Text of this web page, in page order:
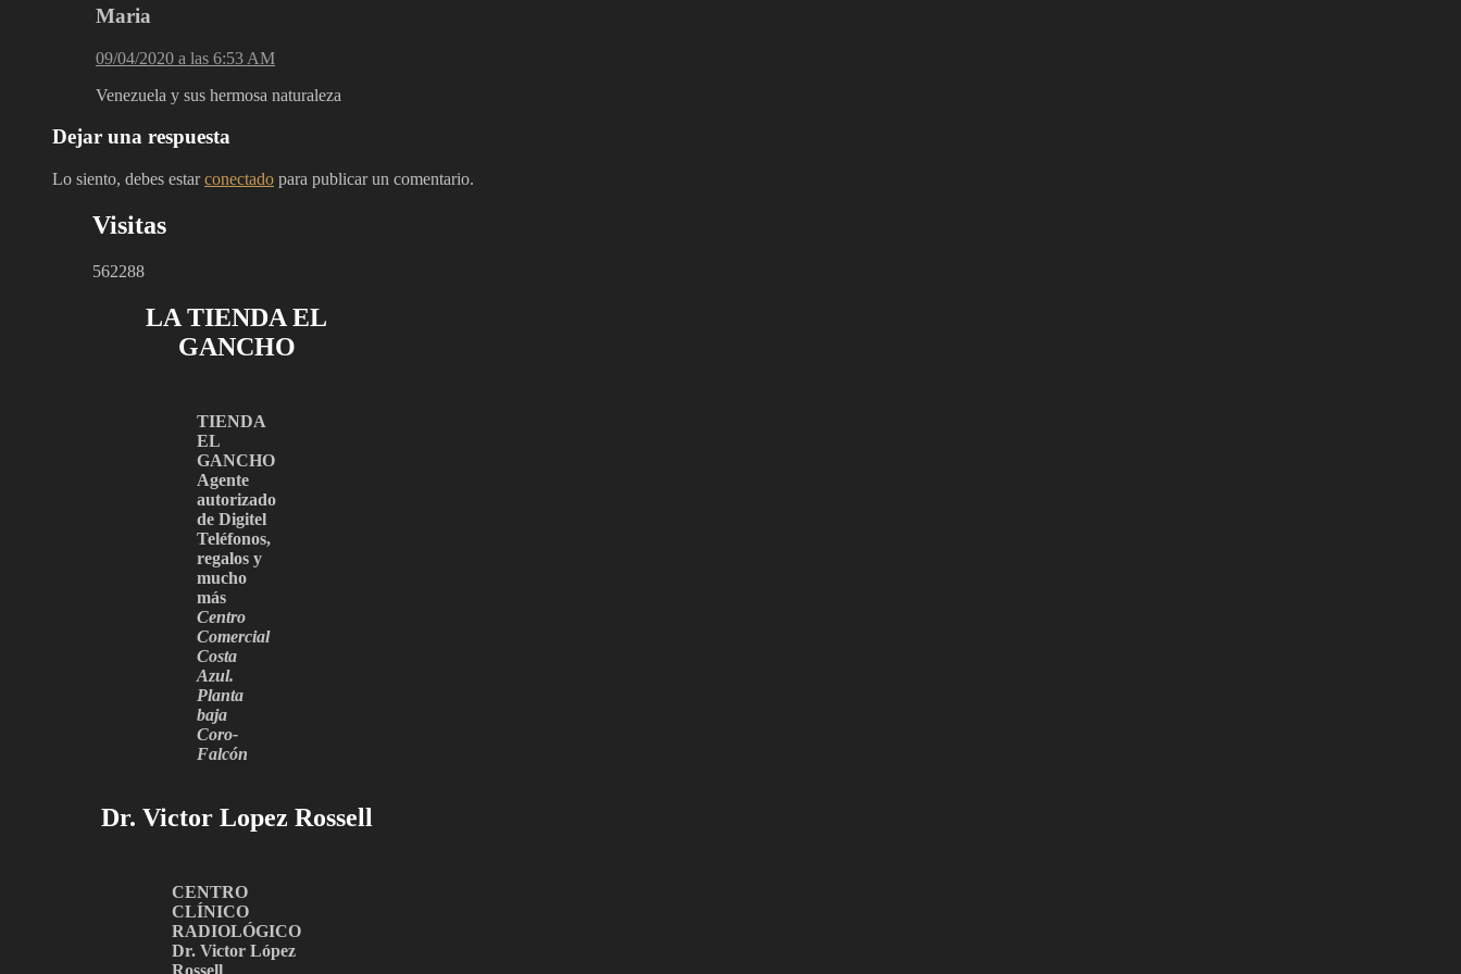
Maria
09/04/2020 a las 6:53 AM
Venezuela y sus hermosa naturaleza
Dejar una respuesta
Lo siento, debes estarconectado para publicar un comentario.
Visitas
562288
LA TIENDA EL
GANCHO
TIENDA
EL
GANCHO
Agente
autorizado
de Digitel
Teléfonos,
regalos y
mucho
más
Centro
Comercial
Costa
Azul.
Planta
baja
Coro-
Falcón
Dr. Victor Lopez Rossell
CENTRO
CLÍNICO
RADIOLÓGICO
Dr. Victor López
Rossell